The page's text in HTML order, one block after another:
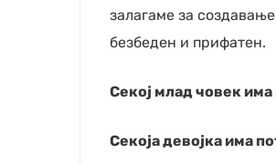
залагаме за
безбеден и прифатен.
Секој млад човек
Секоја девојка има